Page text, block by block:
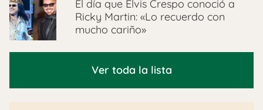
El día que Elvis Crespo conoció a
Ricky Martin: «Lo recuerdo con
mucho cariño»
Ver toda la lista